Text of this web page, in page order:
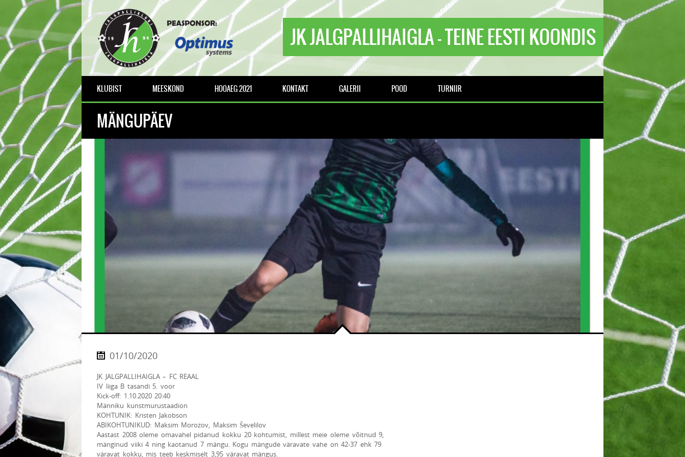
JK JALGPALLIHAIGLA - TEINE EESTI KOONDIS
KLUBIST MEESKOND HOOAEG 2021 KONTAKT GALERII POOD TURNIIR
MÄNGUPÄEV
01/10/2020
JK JALGPALLIHAIGLA – FC REAAL
IV liiga B tasandi 5. voor
Kick-off: 1.10.2020 20:40
Männiku kunstmurustaadion
KOHTUNIK: Kristen Jakobson
ABIKOHTUNIKUD: Maksim Morozov, Maksim Ševelilov
Aastast 2008 oleme omavahel pidanud kokku 20 kohtumist, millest meie oleme võitnud 9,
mänginud viiki 4 ning kaotanud 7 mängu. Kogu mängude väravate vahe on 42-37 ehk 79
väravat kokku, mis teeb keskmiselt 3,95 väravat mängus.